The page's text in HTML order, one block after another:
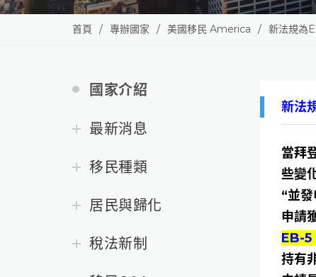
首頁 專辦國家 美國移民 America 新法規為
國家介紹
最新消息
移民種類
居民與歸化
稅法新制
新法
當拜
些變
“並
申請
EB-5
持有